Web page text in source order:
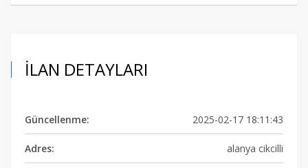
İLAN DETAYLARI
Güncellenme: 2025-02-17 18:11:43
Adres: alanya cikcilli